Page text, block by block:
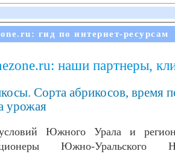
гид по интернет-ресурсам
наши партнеры,
Сорта абрикосов, время
урожая
Южного Урала и
Южно-